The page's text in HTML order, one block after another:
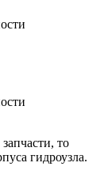
то
гидроузла.